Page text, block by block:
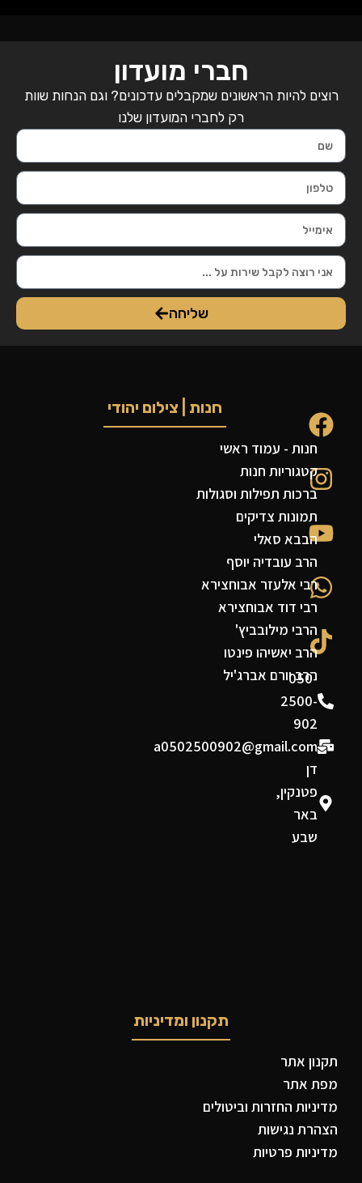
חברי מועדון
רוצים להיות הראשונים שמקבלים עדכונים? וגם הנחות שוות
רק לחברי המועדון שלנו
שליחה
050-
2500-
902
a0502500902@gmail.com
דן
פטנקין,
באר
שבע
חנות | צילום יהודי
חנות - עמוד ראשי
קטגוריות חנות
ברכות תפילות וסגולות
תמונות צדיקים
הבבא סאלי
הרב עובדיה יוסף
רבי אלעזר אבוחצירא
רבי דוד אבוחצירא
הרבי מילובביץ'
הרב יאשיהו פינטו
הרב יורם אברג'יל
תקנון ומדיניות
תקנון אתר
מפת אתר
מדיניות החזרות וביטולים
הצהרת נגישות
מדיניות פרטיות